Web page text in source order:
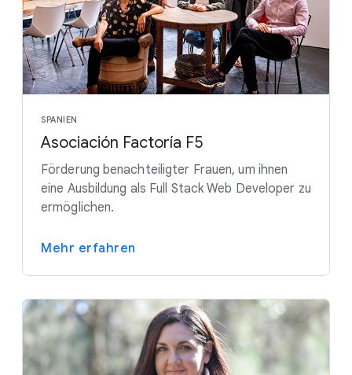
SPANIEN
Asociación Factoría F5
Förderung benachteiligter Frauen, um ihnen
eine Ausbildung als Full Stack Web Developer zu
ermöglichen.
Mehr erfahren